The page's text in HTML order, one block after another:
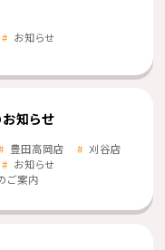
お知らせ
知らせ
豊田高岡店
刈谷店
お知らせ
ご案内